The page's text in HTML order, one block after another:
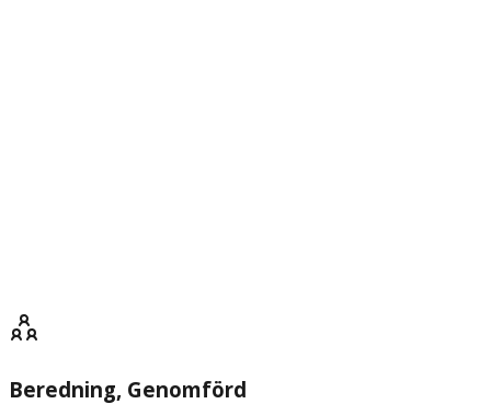
Beredning, Genomförd